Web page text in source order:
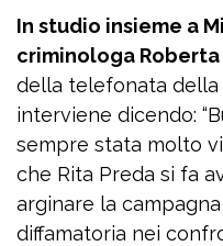
In studio insieme a
criminologa Roberta
della telefonata della
interviene dicendo:
sempre stata molto
che Rita Preda si fa
arginare la
diffamatoria nei